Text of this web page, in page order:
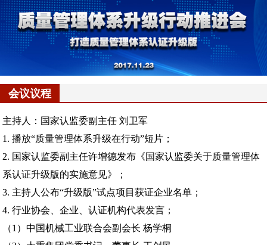
会议议程
主持人：国家认监委副主任 刘卫军
1. 播放“质量管理体系升级在行动”短片；
2. 国家认监委副主任许增德发布《国家认监委关于质量管理体
系认证升级版的实施意见》；
3. 主持人公布“升级版”试点项目获证企业名单；
4. 行业协会、企业、认证机构代表发言；
（1）中国机械工业联合会副会长 杨学桐